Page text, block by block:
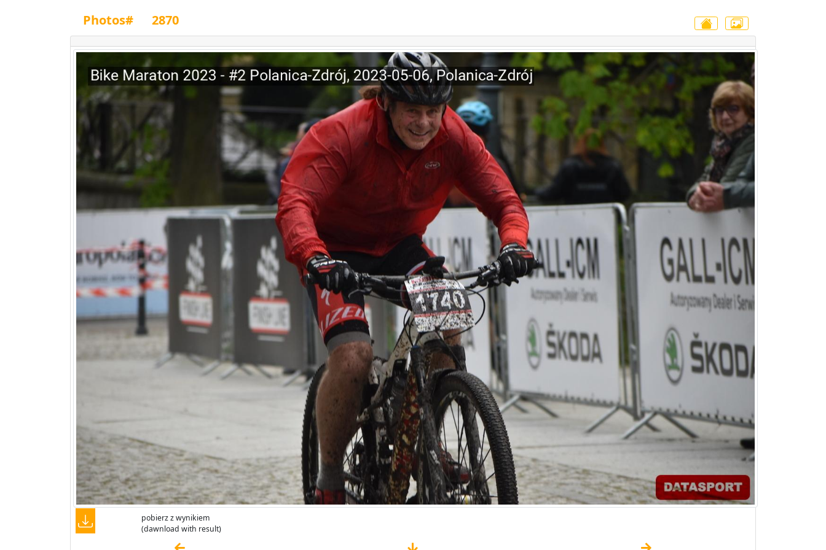
Photos# 2870
pobierz z wynikiem
(dawnload with result)